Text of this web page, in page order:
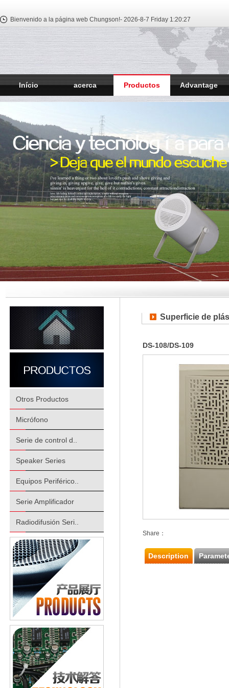
Bienvenido a la página web Chungson!- 2026-8-7 Friday 1:20:28
Início acerca Productos Advantage
Otros Productos
Micrófono
Serie de control d..
Speaker Series
Equipos Periférico..
Serie Amplificador
Radiodifusión Seri..
Superficie de
DS-108/DS-109
Share：
Description